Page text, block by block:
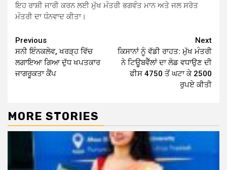
ਇਹ ਰਾਸ਼ੀ ਜਾਰੀ ਕਰਨ ਲਈ ਮੁੱਖ ਮੰਤਰੀ ਭਗਵੰਤ ਮਾਨ ਅਤੇ ਜਲ ਸਰੋਤ
ਮੰਤਰੀ ਦਾ ਧੰਨਵਾਦ ਕੀਤਾ।
Continue
Reading
Previous
ਸਨੀ ਇੰਨਕਲੇਵ, ਖਰੜ੍ਹ ਵਿੱਚ
ਲਗਾਇਆ ਗਿਆ ਦੁੱਧ ਖਪਤਕਾਰ
ਜਾਗਰੂਕਤਾ ਕੈਂਪ
Next
ਕਿਸਾਨਾਂ ਨੂੰ ਵੱਡੀ ਰਾਹਤ: ਮੁੱਖ ਮੰਤਰੀ
ਨੇ ਟਿਊਬਵੈੱਲਾਂ ਦਾ ਲੋਡ ਵਧਾਉਣ ਦੀ
ਫੀਸ 4750 ਤੋਂ ਘਟਾ ਕੇ 2500
ਰੁਪਏ ਕੀਤੀ
MORE STORIES